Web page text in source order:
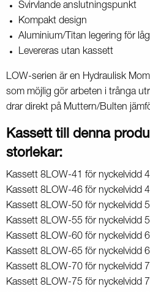
Svirvlande anslutningspunkt
Kompakt design
Aluminium/Titan legering för
Levereras utan kassett
LOW-serien är en Hydraulisk
som möjlig gör arbeten i trånga
drar direkt på Muttern/Bulten
Kassett till denna
storlekar:
Kassett 8LOW-41 för nyckelvidd
Kassett 8LOW-46 för nyckelvidd
Kassett 8LOW-50 för nyckelvidd
Kassett 8LOW-55 för nyckelvidd
Kassett 8LOW-60 för nyckelvidd
Kassett 8LOW-65 för nyckelvidd
Kassett 8LOW-70 för nyckelvidd
Kassett 8LOW-75 för nyckelvidd